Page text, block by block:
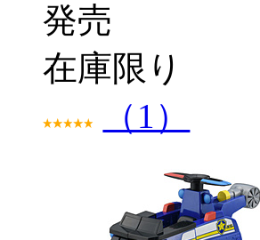
発売
在庫限り
（1）